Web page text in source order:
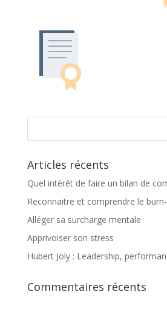
Articles récents
Quel intérêt de faire un bilan de
Reconnaitre et comprendre le
Alléger sa surcharge mentale
Apprivoiser son stress
Hubert Joly : Leadership,
Commentaires récents